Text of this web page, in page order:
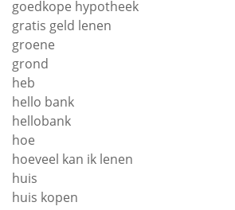
goedkope hypotheek
gratis geld lenen
groene
grond
heb
hello bank
hellobank
hoe
hoeveel kan ik lenen
huis
huis kopen